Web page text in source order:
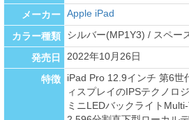
メーカー Apple iPad
カラー種類 シルバー(MP1Y3) / スペー
発売日 2022年10月26日
特徴
iPad Pro 12.9インチ 第6世
ィスプレイのIPSテクノロ
ミニLEDバックライト